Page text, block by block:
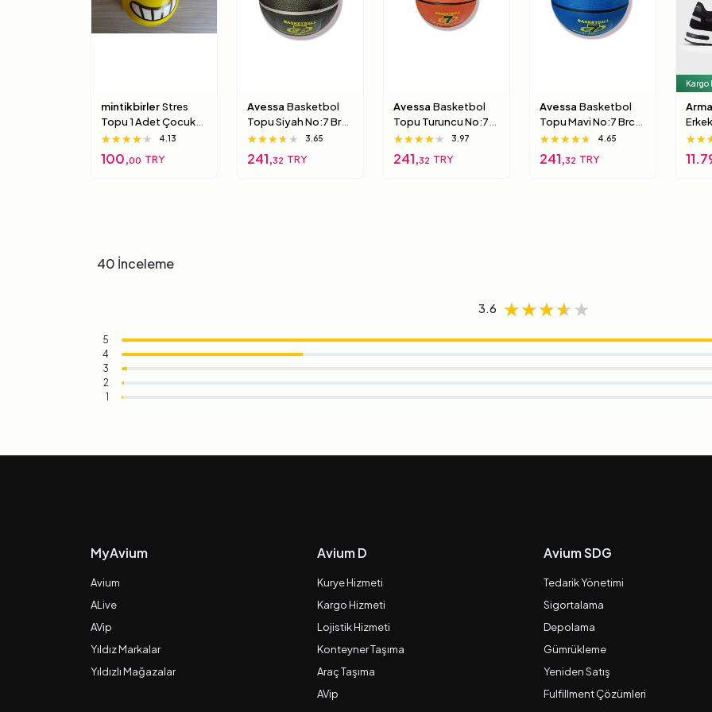
mintikbirlerStres
Topu 1 Adet Çocuk
Için Yumuşak
Süngerimsi Içi Dolu
Top 6 Numara
★★★★★
★★★★★
★★★★★ 4.13
100,00 TRY
Avessa Basketbol
Topu Siyah No:7 Brc-
7 7 Numara
★★★★★
★★★★★
★★★★★ 3.65
241,32 TRY
Avessa Basketbol
Topu Turuncu No:7
Brc-7 5 Numara
★★★★★
★★★★★
★★★★★ 3.97
241,32 TRY
Avessa Basketbol
Topu Mavi No:7 Brc-
7 7 Numara
★★★★★
★★★★★
★★★★★ 4.65
241,32 TRY
Kargo
40 İnceleme
3.6 ★★★★★
★★★★★
★★★★★
5
4
3
2
1
MyAvium
Avium
ALive
AVip
Yıldız Markalar
Yıldızlı Mağazalar
Avium D
Kurye Hizmeti
Kargo Hizmeti
Lojistik Hizmeti
Konteyner Taşıma
Araç Taşıma
AVip
Avium SDG
Tedarik Yönetimi
Sigortalama
Depolama
Gümrükleme
Yeniden Satış
Fulfillment Çözümleri